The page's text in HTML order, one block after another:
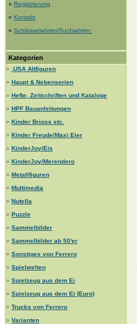
» Registrierung
» Kontakt
» Schlüsselwörter/Suchwörter:
Kategorien
»
.USA Altfiguren
» Haupt & Nebenserien
» Hefte, Zeitschriften und Kataloge
» HPF Bauanleitungen
» Kinder Brioss etc.
» Kinder Freude/Maxi Eier
» KinderJoy/Eis
» KinderJoy/Merendero
» Metallfiguren
» Multimedia
» Nutella
» Puzzle
» Sammelbilder
» Sammelbilder ab 50'er
» Sonstiges von Ferrero
» Spielwelten
» Spielzeug aus dem Ei
» Spielzeug aus dem Ei (Euro)
» Trucks von Ferrero
» Varianten